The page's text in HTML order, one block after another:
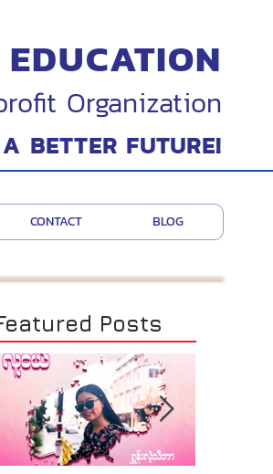
Organization
BETTER FUTURE!
Posts
CONTACT BLOG